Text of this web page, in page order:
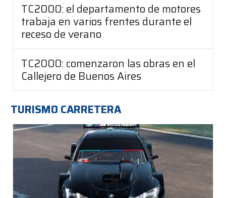
TC2000: el departamento de motores
trabaja en varios frentes durante el
receso de verano
TC2000: comenzaron las obras en el
Callejero de Buenos Aires
TURISMO CARRETERA